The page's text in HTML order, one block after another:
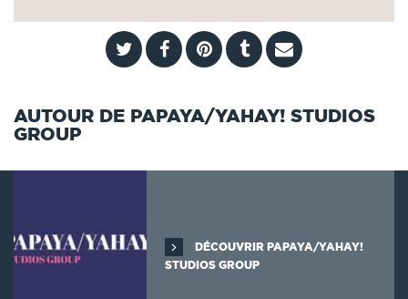
AUTOUR DE PAPAYA/YAHAY! STUDIOS
GROUP
DÉCOUVRIR PAPAYA/YAHAY!
STUDIOS GROUP